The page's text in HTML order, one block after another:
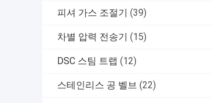
피셔 가스 조절기 (39)
차별 압력 전송기 (15)
DSC 스팀 트랩 (12)
스테인리스 공 벨브 (22)